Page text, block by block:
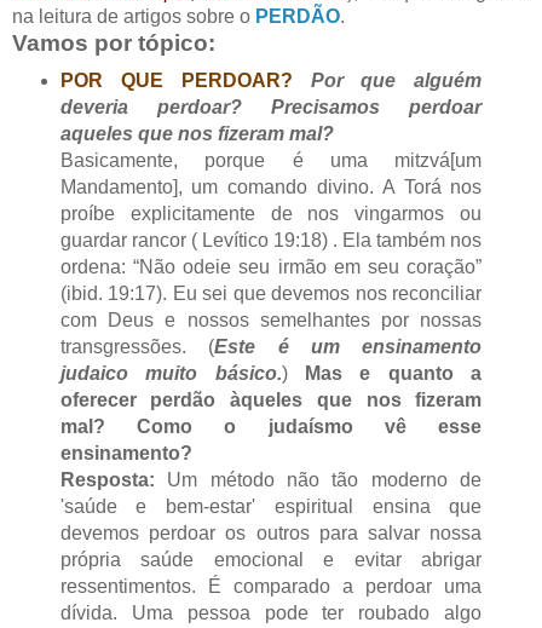
na leitura de artigos sobre o PERDÃO.
Vamos por tópico:
POR QUE PERDOAR?
Por que alguém
deveria perdoar? Precisamos perdoar
aqueles que nos fizeram mal?
Basicamente, porque é uma mitzvá[um
Mandamento], um comando divino. A Torá nos
proíbe explicitamente de nos vingarmos ou
guardar rancor ( Levítico 19:18) . Ela também nos
ordena: “Não odeie seu irmão em seu coração”
(ibid. 19:17). Eu sei que devemos nos reconciliar
com Deus e nossos semelhantes por nossas
transgressões. (Este é um ensinamento
judaico muito básico.)Mas e quanto a
oferecer perdão àqueles que nos fizeram
mal? Como o judaísmo vê esse
ensinamento?
Resposta: Um método não tão moderno de
'saúde e bem-estar' espiritual ensina que
devemos perdoar os outros para salvar nossa
própria saúde emocional e evitar abrigar
ressentimentos. É comparado a perdoar uma
dívida. Uma pessoa pode ter roubado algo